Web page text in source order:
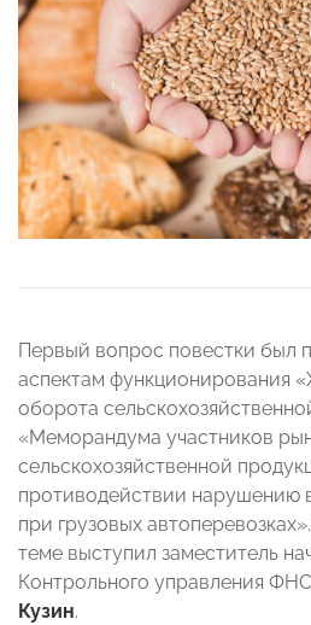
Первый вопрос повестки был
аспектам функционирования
оборота
«Меморандума участников
сельскохозяйственной
противодействии нарушению
при грузовых
теме выступил заместитель
Контрольного управления
Кузин.